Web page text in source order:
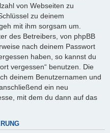
von Webseiten zu
zu deinem
mit ihm sorgsam um.
des Betreibers, von phpBB
nach deinem Passwort
haben, so kannst du
vergessen“ benutzen. Die
deinem Benutzernamen und
ein neu
mit dem du dann auf das